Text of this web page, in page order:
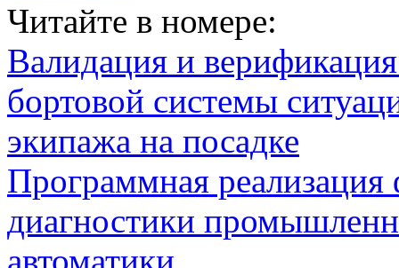
Читайте в номере:
Валидация и
бортовой системы
экипажа на посадке
Программная
диагностики
автоматики